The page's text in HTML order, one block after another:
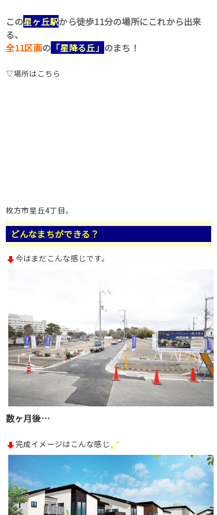
この星ヶ丘駅から徒歩11分の場所にこれから出来
る、
全11区画の 「星降る丘」 のまち！
▽場所はこちら
枚方市星丘4丁目。
どんなまちができる？
今はまだこんな感じです。
数ヶ月後…
完成イメージはこんな感じ